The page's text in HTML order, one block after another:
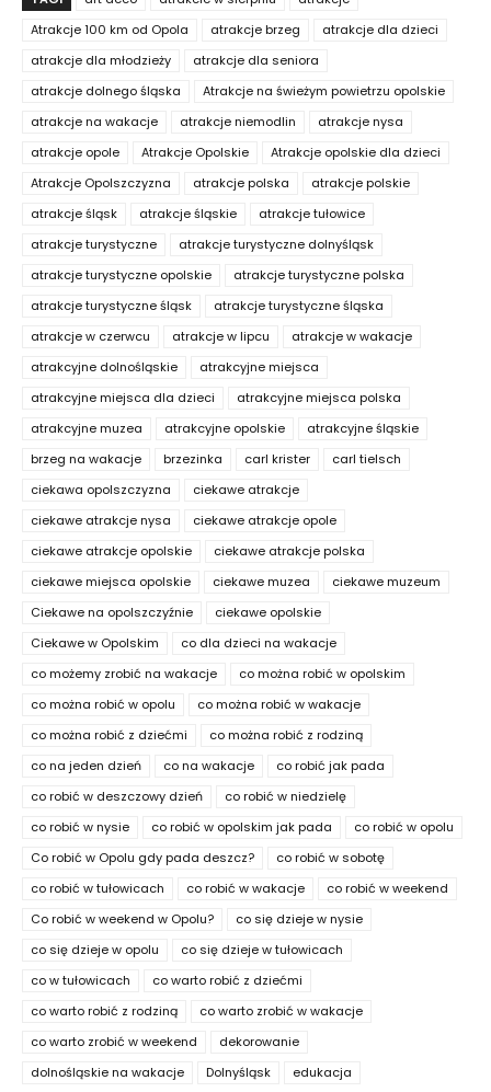
Atrakcje 100 km od Opola
atrakcje brzeg
atrakcje dla dzieci
atrakcje dla młodzieży
atrakcje dla seniora
atrakcje dolnego śląska
Atrakcje na świeżym powietrzu opolskie
atrakcje na wakacje
atrakcje niemodlin
atrakcje nysa
atrakcje opole
Atrakcje Opolskie
Atrakcje opolskie dla dzieci
Atrakcje Opolszczyzna
atrakcje polska
atrakcje polskie
atrakcje śląsk
atrakcje śląskie
atrakcje tułowice
atrakcje turystyczne
atrakcje turystyczne dolnyśląsk
atrakcje turystyczne opolskie
atrakcje turystyczne polska
atrakcje turystyczne śląsk
atrakcje turystyczne śląska
atrakcje w czerwcu
atrakcje w lipcu
atrakcje w wakacje
atrakcyjne dolnośląskie
atrakcyjne miejsca
atrakcyjne miejsca dla dzieci
atrakcyjne miejsca polska
atrakcyjne muzea
atrakcyjne opolskie
atrakcyjne śląskie
brzeg na wakacje
brzezinka carl krister
carl tielsch
ciekawa opolszczyzna
ciekawe atrakcje
ciekawe atrakcje nysa
ciekawe atrakcje opole
ciekawe atrakcje opolskie
ciekawe atrakcje polska
ciekawe miejsca opolskie
ciekawe muzea
ciekawe muzeum
Ciekawe na opolszczyźnie
ciekawe opolskie
Ciekawe w Opolskim
co dla dzieci na wakacje
co możemy zrobić na wakacje
co można robić w opolskim
co można robić w opolu
co można robić w wakacje
co można robić z dziećmi
co można robić z rodziną
co na jeden dzień
co na wakacje
co robić jak pada
co robić w deszczowy dzień
co robić w niedzielę
co robić w nysie
co robić w opolskim jak pada
co robić w opolu
Co robić w Opolu gdy pada deszcz?
co robić w sobotę
co robić w tułowicach
co robić w wakacje
co robić w weekend
Co robić w weekend w Opolu?
co się dzieje w nysie
co się dzieje w opolu
co się dzieje w tułowicach
co w tułowicach
co warto robić z dziećmi
co warto robić z rodziną
co warto zrobić w wakacje
co warto zrobić w weekend
dekorowanie
dolnośląskie na wakacje
Dolnyśląsk
edukacja